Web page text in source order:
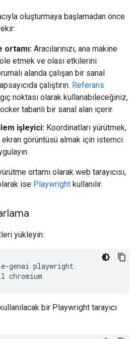
oluşturmaya başlamadan önce
ortamı: Aracılarınızı, ana makine
etmek ve olası etkilerini
alanda çalışan bir sanal
çalıştırın. Referans
noktası olarak kullanabileceğiniz,
tabanlı bir sanal alan içerir.
işleyici: Koordinatları yürütmek,
görüntüsü almak için istemci
ortamı olarak web tarayıcısı,
ise Playwright kullanılır.
yükleyin:
genai playwright
bir Playwright tarayıcı